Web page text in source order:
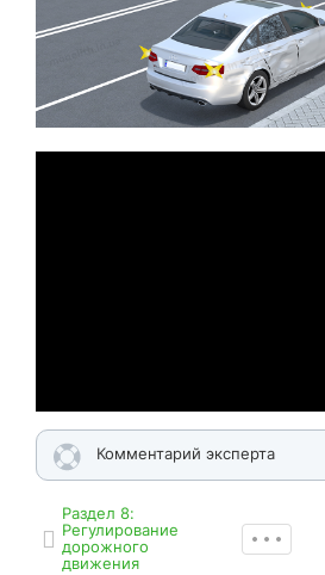
Комментарий эксперта
Раздел 8:
Регулирование
дорожного
движения